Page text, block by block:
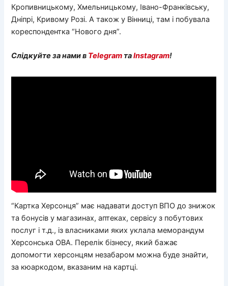
Кропивницькому, Хмельницькому, Івано-Франківську,
Дніпрі, Кривому Розі. А також у Вінниці, там і побувала
кореспондентка “Нового дня”.
Слідкуйте за нами в Telegram таInstagram!
“Картка Херсонця” має надавати доступ ВПО до знижок
та бонусів у магазинах, аптеках, сервісу з побутових
послуг і т.д., із власниками яких уклала меморандум
Херсонська ОВА. Перелік бізнесу, який бажає
допомогти херсонцям незабаром можна буде знайти,
за кюаркодом, вказаним на картці.